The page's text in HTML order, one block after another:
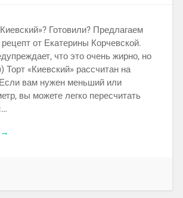
Готовили? Предлагаем
от Екатерины Корчевской.
что это очень жирно, но
Торт «Киевский» рассчитан на
вам нужен меньший или
вы можете легко пересчитать
→